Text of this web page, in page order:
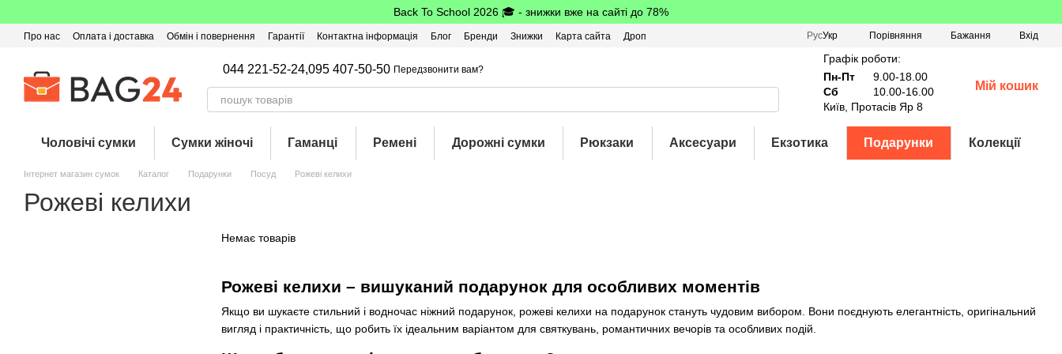
Back To School 2026 🎓 - знижки вже на сайті до 78%
Про нас Оплата і доставка Обмін і повернення Гарантії Контактна інформація Блог Бренди Знижки Карта сайта
Дроп
РусУкр Порівняння Бажання Вхід
044 221-52-24,095 407-50-50 Передзвонити вам?
Графік роботи:
Пн-Пт
9.00-18.00
Сб
10.00-16.00
Київ, Протасів Яр 8
Мій кошик
Чоловічі сумки Сумки жіночі Гаманці Ремені Дорожні сумки Рюкзаки Аксесуари Екзотика Подарунки Колекції
Інтернет магазин сумок Каталог Подарунки Посуд Рожеві келихи
Рожеві келихи
Рожеві келихи – вишуканий подарунок для особливих моментів
Якщо ви шукаєте стильний і водночас ніжний подарунок, рожеві келихи на подарунок стануть чудовим вибором. Вони поєднують елегантність, оригінальний
вигляд і практичність, що робить їх ідеальним варіантом для святкувань, романтичних вечорів та особливих подій.
Немає товарів